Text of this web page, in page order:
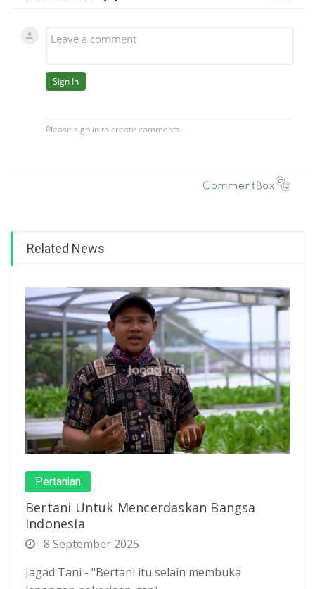
Related News
Pertanian
Bertani Untuk Mencerdaskan Bangsa
Indonesia
8 September 2025
Jagad Tani - "Bertani itu selain membuka